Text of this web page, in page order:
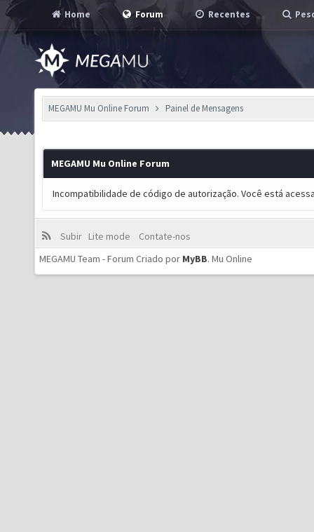
Home Forum Recentes
MEGAMU Mu Online Forum Painel de Mensagens
MEGAMU Mu Online Forum
Incompatibilidade de código de autorização. Você está
Subir Lite mode
Contate-nos
MEGAMU Team - Forum Criado por MyBB. Mu Online